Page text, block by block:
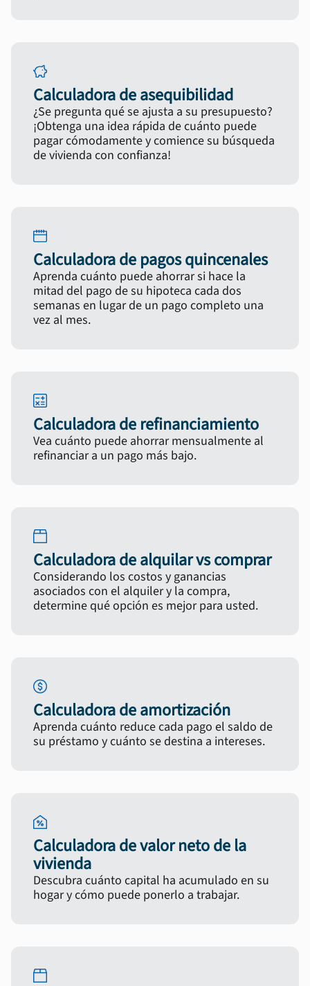
Calculadora de asequibilidad
¿Se pregunta qué se ajusta a su presupuesto?
¡Obtenga una idea rápida de cuánto puede
pagar cómodamente y comience su búsqueda
de vivienda con confianza!
Calculadora de pagos quincenales
Aprenda cuánto puede ahorrar si hace la
mitad del pago de su hipoteca cada dos
semanas en lugar de un pago completo una
vez al mes.
Calculadora de refinanciamiento
Vea cuánto puede ahorrar mensualmente al
refinanciar a un pago más bajo.
Calculadora de alquilar vs comprar
Considerando los costos y ganancias
asociados con el alquiler y la compra,
determine qué opción es mejor para usted.
Calculadora de amortización
Aprenda cuánto reduce cada pago el saldo de
su préstamo y cuánto se destina a intereses.
Calculadora de valor neto de la
vivienda
Descubra cuánto capital ha acumulado en su
hogar y cómo puede ponerlo a trabajar.